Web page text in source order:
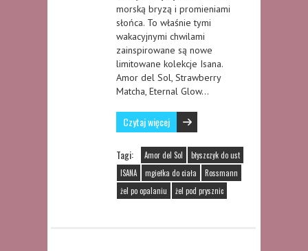
morską bryzą i promieniami
słońca. To właśnie tymi
wakacyjnymi chwilami
zainspirowane są nowe
limitowane kolekcje Isana.
Amor del Sol, Strawberry
Matcha, Eternal Glow…
Czytaj więcej
Tagi: Amor del Sol
błyszczyk do ust
ISANA
mgiełka do ciała
Rossmann
żel po opalaniu
żel pod prysznic